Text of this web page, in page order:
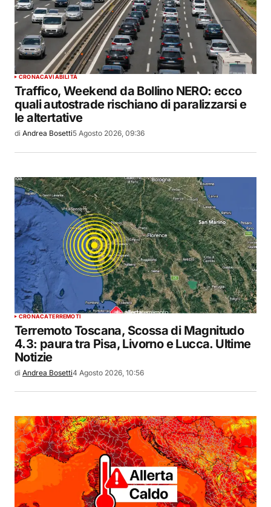
CRONACAVIABILITÀ
Traffico, Weekend da Bollino NERO: ecco
quali autostrade rischiano di paralizzarsi e
le altertative
di Andrea Bosetti5 Agosto 2026, 09:36
CRONACATERREMOTI
Terremoto Toscana, Scossa di Magnitudo
4.3: paura tra Pisa, Livorno e Lucca. Ultime
Notizie
di Andrea Bosetti4 Agosto 2026, 10:56